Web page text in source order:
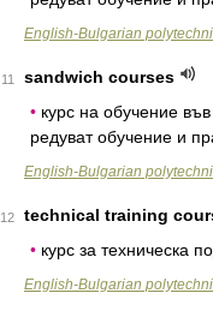
English-Bulgarian
11
sandwich courses
• курс на обучение
редуват обучение и
English-Bulgarian
12
technical training
• курс за техническа
English-Bulgarian